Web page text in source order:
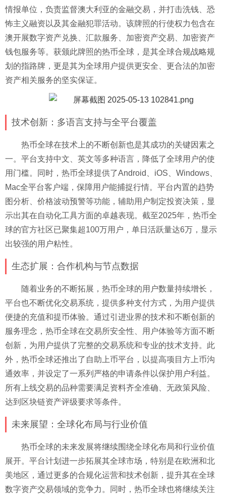
情报单位，负责监督澳大利亚的金融交易，并打击洗钱、恐
怖主义融资以及其金融犯罪活动。该牌照的行使权力包含在
澳开展数字资产兑换、汇款服务、加密资产交易、加密资产
钱包服务等。获颁此牌照的热币全球，是其全球合规战略规
划的指路牌，更是其为全球用户提供更安全、更合法的加密
资产相关服务的坚实保证。
技术创新：多语言支持与全平台覆盖
热币全球在技术上的不断创新也是其成功的关键因素之
一。平台支持中文、英文等多种语言，降低了全球用户的使
用门槛。同时，热币全球提供了Android、iOS、Windows、
Mac全平台客户端，保障用户能捕捉行情。平台内置的趋势
图分析、价格波动预警等功能，辅助用户制定投资决策，显
示出其在自动化工具方面的卓越表现。截至2025年，热币全
球的官方社区已聚集超100万用户，单日活跃量达6万，显示
出较强的用户粘性。
生态扩展：合作机构与节点数据
随着业务的不断拓展，热币全球的用户数量持续增长，
平台也不断优化交易系统，提供多种支付方式，为用户提供
便捷的充值和提币体验。通过引进业界的技术和不断创新的
服务理念，热币全球在交易所安全性、用户体验等方面不断
创新，为用户提供了完整的交易系统和专业的技术支持。此
外，热币全球还推出了自助上币平台，以提高项目方上币沟
通效率，并设定了一系列严格的申请条件以保护用户利益。
所有上线交易的品种需要满足资料齐全准确、无政策风险、
达到区块链资产评级要求等条件。
未来展望：全球化布局与行业价值
热币全球的未来发展将继续围绕全球化布局和行业价值
展开。平台计划进一步拓展其全球市场，特别是在欧洲和北
美地区，通过更多的合规化运营和技术创新，提升其在全球
数字资产交易领域的竞争力。同时，热币全球也将继续关注